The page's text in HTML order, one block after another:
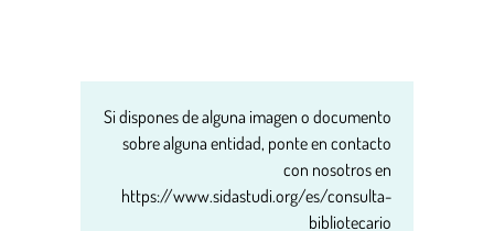
Si dispones de alguna imagen o documento
sobre alguna entidad, ponte en contacto
con nosotros en
https://www.sidastudi.org/es/consulta-
bibliotecario